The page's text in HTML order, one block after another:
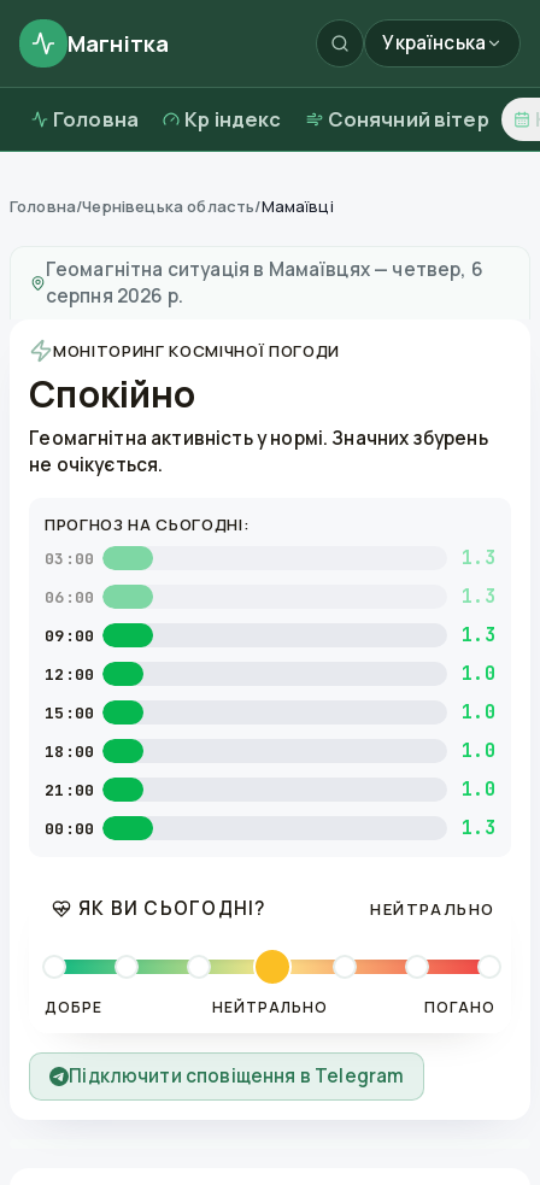
Магнітка Українська
Головна Kp індекс Сонячний вітер
Головна/Чернівецька область/Мамаївці
Геомагнітна ситуація в Мамаївцях— четвер, 6
серпня 2026 р.
МОНІТОРИНГ КОСМІЧНОЇ ПОГОДИ
Спокійно
Геомагнітна активність у нормі. Значних збурень
не очікується.
ПРОГНОЗ НА СЬОГОДНІ:
03:00 1.3
06:00 1.3
09:00 1.3
12:00 1.0
15:00 1.0
18:00 1.0
21:00 1.0
00:00 1.3
ЯК ВИ СЬОГОДНІ? НЕЙТРАЛЬНО
ДОБРЕ НЕЙТРАЛЬНО ПОГАНО
Підключити сповіщення в Telegram